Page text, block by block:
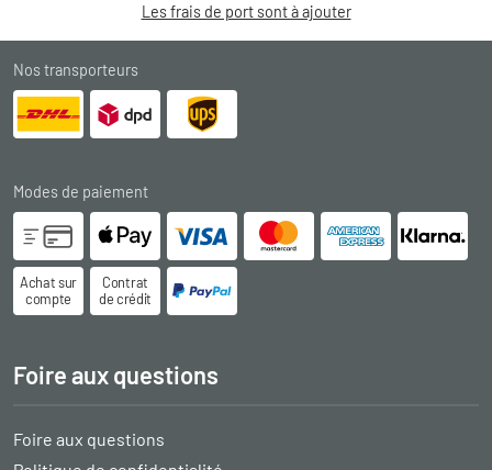
Les frais de port sont à ajouter
Nos transporteurs
Modes de paiement
Achat sur
compte
Contrat
de crédit
Foire aux questions
Foire aux questions